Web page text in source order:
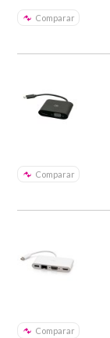
Comparar
Comparar
Comparar